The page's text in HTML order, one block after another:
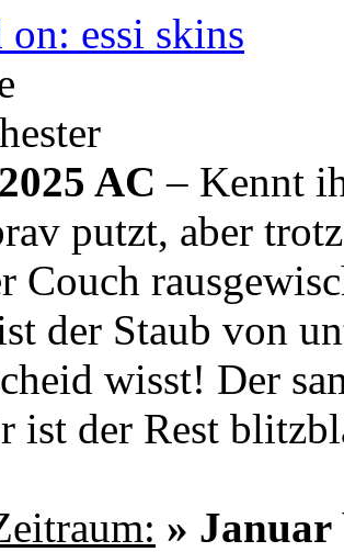
on: essi skins
AC – Kennt
putzt, aber
Couch
der Staub von
wisst! Der
ist der Rest
» Januar